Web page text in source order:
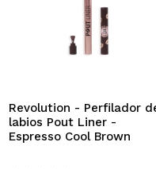
Revolution - Perfilador
labios Pout Liner -
Espresso Cool Brown